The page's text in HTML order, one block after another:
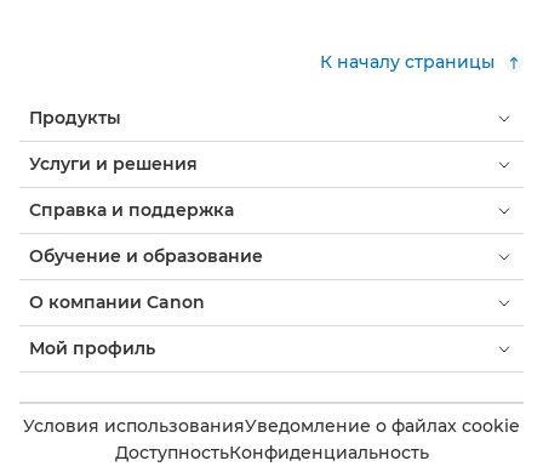
К началу страницы
Продукты
Услуги и решения
Справка и поддержка
Обучение и образование
О компании Canon
Мой профиль
Условия использованияУведомление о файлах cookie
ДоступностьКонфиденциальность